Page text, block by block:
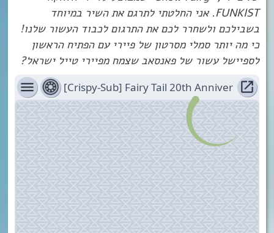
FUNKIST. אני החלטתי לתרגם את השיר במיוחד
בשבילכם ולשחרר לכם את התרגום לכבוד העשור שלנו!
כי מה יותר סמלי מסרטון של פיירי עם הפתיח הראשון
לספיישל עשור של פאנסאב שצמח מפיירי טייל ישראל?